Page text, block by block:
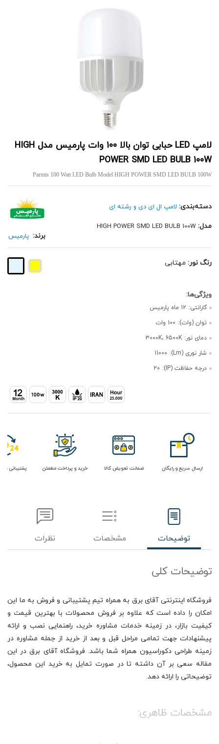
لامپ LED حبابی توان بالا 100 وات پارمیس مدل HIGH
POWER SMD LED BULB 100W
Parmis 100 Watt LED Bulb Model HIGH POWER SMD LED BULB 100W
دسته‌بندی: لامپ ال ای دی و رشته ای
مدل:
برند: پارمیس
رنگ نور: مهتابی
گارانتی: 12 ماه پارمیس
توان (وات): 100 وات
دمای نور: 3000K، 6500K
شار نوری (Lm):
11000
درجه حفاظت (IP):
20
ارسال سریع و رایگان ضمانت تعویض کالا خرید و پرداخت مطمئن پشتیبانی
توضیحات مشخصات نظرات
توضیحات کلی
فروشگاه اینترنتی آقای برق به همراه تیم پشتیبانی و فروش به ما این
امکان را داده است که علاوه بر فروش محصولات با بهترین قیمت و
کیفیت بازار، در زمینه خدمات مشاوره خرید، راهنمایی نصب و ارائه
پیشنهادات جهت تمامی مراحل قبل و بعد از خرید از جمله مشاوره در
زمینه طراحی دکوراسیون همراه شما باشد. فروشگاه آقای برق در این
مقاله سعی بر آن داشته تا در صورت تمایل به خرید این محصول،
توضیحاتی را ارائه دهد.
مشخصات ظاهری:
لامپ LED استوانه ای 100 وات، بدون وقفه و به صورت آنی پس از